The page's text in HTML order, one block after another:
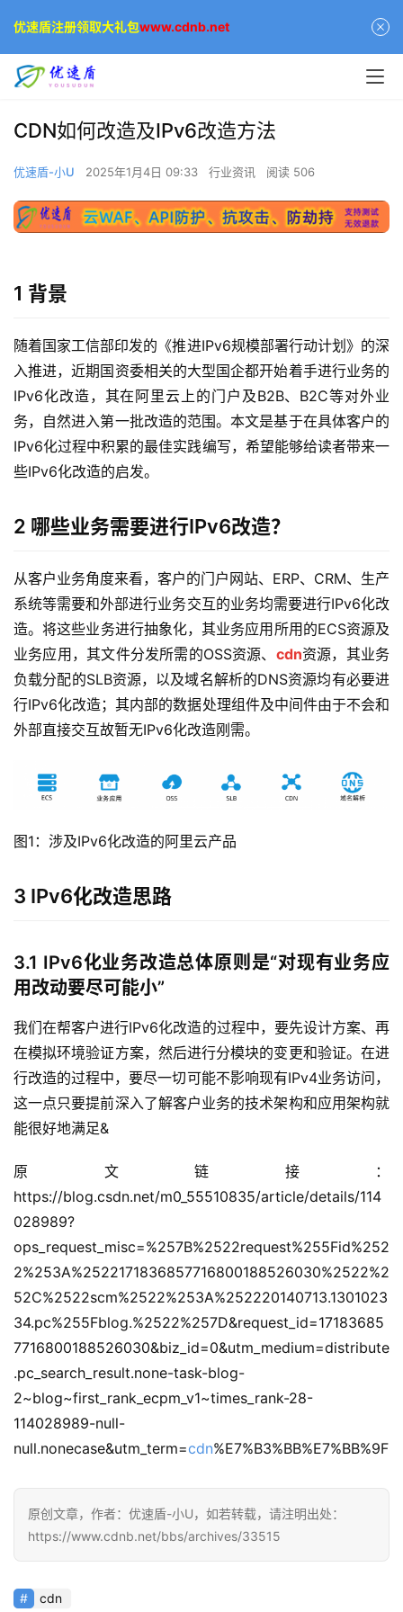
CDN如何改造及IPv6改造方法
优速盾-小U 2025年1月4日 09:33 行业资讯 阅读 506
1 背景
随着国家工信部印发的《推进IPv6规模部署行动计划》的深
入推进，近期国资委相关的大型国企都开始着手进行业务的
IPv6化改造，其在阿里云上的门户及B2B、B2C等对外业
务，自然进入第一批改造的范围。本文是基于在具体客户的
IPv6化过程中积累的最佳实践编写，希望能够给读者带来一
些IPv6化改造的启发。
2 哪些业务需要进行IPv6改造？
从客户业务角度来看，客户的门户网站、ERP、CRM、生产
系统等需要和外部进行业务交互的业务均需要进行IPv6化改
造。将这些业务进行抽象化，其业务应用所用的ECS资源及
业务应用，其文件分发所需的OSS资源、 cdn资源，其业务
负载分配的SLB资源，以及域名解析的DNS资源均有必要进
行IPv6化改造；其内部的数据处理组件及中间件由于不会和
外部直接交互故暂无IPv6化改造刚需。
图1：涉及IPv6化改造的阿里云产品
3 IPv6化改造思路
3.1 IPv6化业务改造总体原则是“对现有业务应
用改动要尽可能小”
我们在帮客户进行IPv6化改造的过程中，要先设计方案、再
在模拟环境验证方案，然后进行分模块的变更和验证。在进
行改造的过程中，要尽一切可能不影响现有IPv4业务访问，
这一点只要提前深入了解客户业务的技术架构和应用架构就
能很好地满足&
原文链接：
https://blog.csdn.net/m0_55510835/article/details/114
028989?
ops_request_misc=%257B%2522request%255Fid%252
2%253A%2522171836857716800188526030%2522%2
52C%2522scm%2522%253A%252220140713.1301023
34.pc%255Fblog.%2522%257D&request_id=17183685
7716800188526030&biz_id=0&utm_medium=distribute
.pc_search_result.none-task-blog-
2~blog~first_rank_ecpm_v1~times_rank-28-
114028989-null-
null.nonecase&utm_term=cdn%E7%B3%BB%E7%BB%9F
原创文章，作者：优速盾-小U，如若转载，请注明出处：
https://www.cdnb.net/bbs/archives/33515
cdn
优速盾注册领取大礼包www.cdnb.net